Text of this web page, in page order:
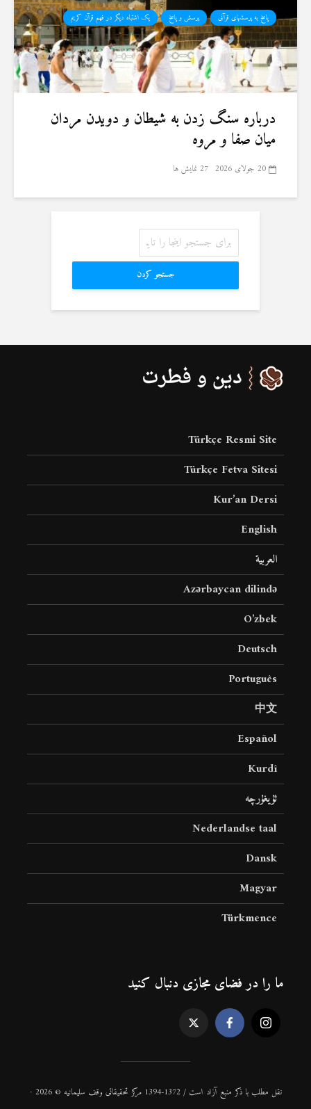
پاسخ به پرسشهای قرآنی پرسش و پاسخ یک اشتباه دیگر در فهم قرآن کریم
درباره سنگ زدن به شیطان و دویدن مردان
میان صفا و مروه
20 جولای 2026 27 نمایش ها
جستجو کردن
Türkçe Resmi Site
Türkçe Fetva Sitesi
Kur’an Dersi
English
العربية
Azərbaycan dilində
O’zbek
Deutsch
Português
中文
Español
Kurdî
ئۇيغۇرچە
Nederlandse taal
Dansk
Magyar
Türkmence
ما را در فضای مجازی دنبال کنید
نقل مطلب با ذكر منبع آزاد است / 1372-1394 مركز تحقیقاتی وقف سلیمانیه © 2026 ·